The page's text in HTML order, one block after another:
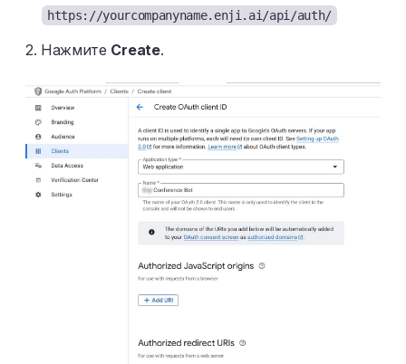
https://yourcompanyname.enji.ai/api/auth/
2. Нажмите Create.